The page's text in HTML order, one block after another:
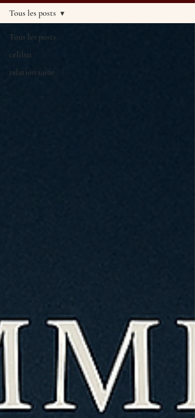
Tous les posts
celibat
relation saine
Tous les posts